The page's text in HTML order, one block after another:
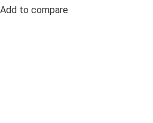
Add to compare